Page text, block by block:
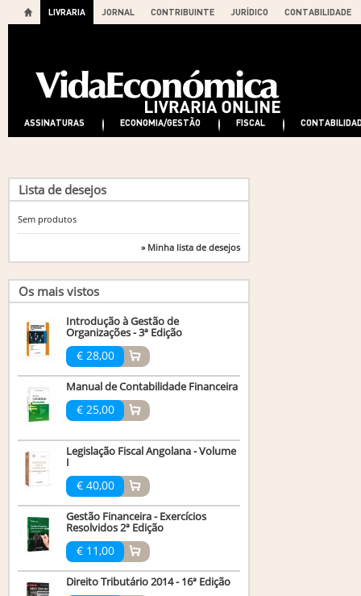
LIVRARIA JORNAL CONTRIBUINTE JURÍDICO CONTABILIDADE
ASSINATURAS ECONOMIA/GESTÃO FISCAL
Lista de desejos
Sem produtos
» Minha lista de desejos
Os mais vistos
Introdução à Gestão de
Organizações - 3ª Edição
€ 28,00
Manual de Contabilidade Financeira
€ 25,00
Legislação Fiscal Angolana - Volume
I
€ 40,00
Gestão Financeira - Exercícios
Resolvidos 2ª Edição
€ 11,00
Direito Tributário 2014 - 16ª Edição